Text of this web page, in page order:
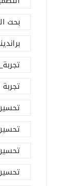
بحث